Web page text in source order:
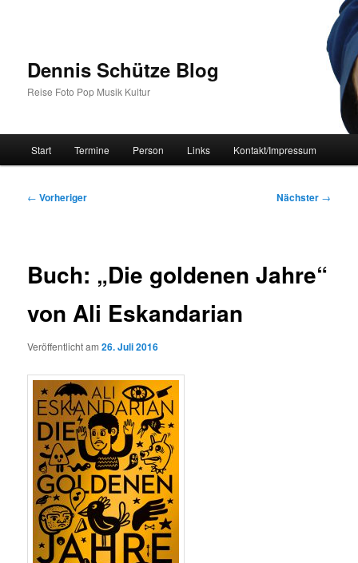
Dennis Schütze Blog
Reise Foto Pop Musik Kultur
Start Termine Person Links Kontakt/Impressum
Beitragsnavigation
← Vorheriger Nächster →
Buch: „Die goldenen Jahre“
von Ali Eskandarian
Veröffentlicht am26. Juli 2016